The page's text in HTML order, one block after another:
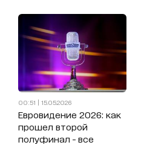
00:51 | 15.05.2026
Евровидение 2026: как
прошел второй
полуфинал - все